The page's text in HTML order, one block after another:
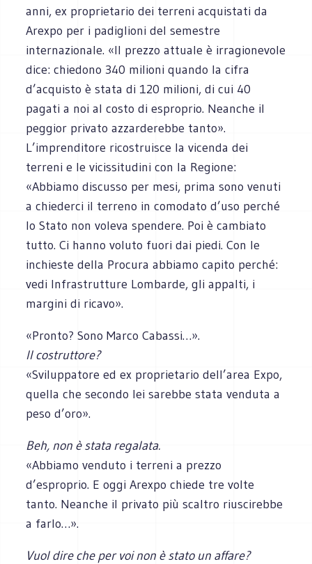
anni, ex proprietario dei terreni acquistati da
Arexpo per i padiglioni del semestre
internazionale. «Il prezzo attuale è irragionevole
dice: chiedono 340 milioni quando la cifra
d’acquisto è stata di 120 milioni, di cui 40
pagati a noi al costo di esproprio. Neanche il
peggior privato azzarderebbe tanto».
L’imprenditore ricostruisce la vicenda dei
terreni e le vicissitudini con la Regione:
«Abbiamo discusso per mesi, prima sono venuti
a chiederci il terreno in comodato d’uso perché
lo Stato non voleva spendere. Poi è cambiato
tutto. Ci hanno voluto fuori dai piedi. Con le
inchieste della Procura abbiamo capito perché:
vedi Infrastrutture Lombarde, gli appalti, i
margini di ricavo».
«Pronto? Sono Marco Cabassi…».
Il costruttore?
«Sviluppatore ed ex proprietario dell’area Expo,
quella che secondo lei sarebbe stata venduta a
peso d’oro».
Beh, non è stata regalata.
«Abbiamo venduto i terreni a prezzo
d’esproprio. E oggi Arexpo chiede tre volte
tanto. Neanche il privato più scaltro riuscirebbe
a farlo…».
Vuol dire che per voi non è stato un affare?